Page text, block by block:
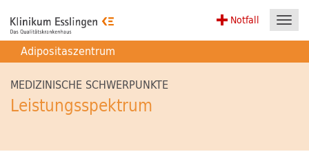
Notfall
Adipositaszentrum
MEDIZINISCHE SCHWERPUNKTE
Leistungsspektrum